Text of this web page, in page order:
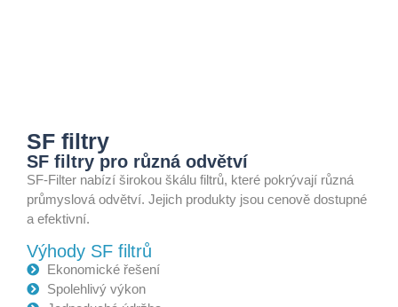
SF filtry
SF filtry pro různá odvětví
SF-Filter nabízí širokou škálu filtrů, které pokrývají různá
průmyslová odvětví. Jejich produkty jsou cenově dostupné
a efektivní.
Výhody SF filtrů
Ekonomické řešení
Spolehlivý výkon